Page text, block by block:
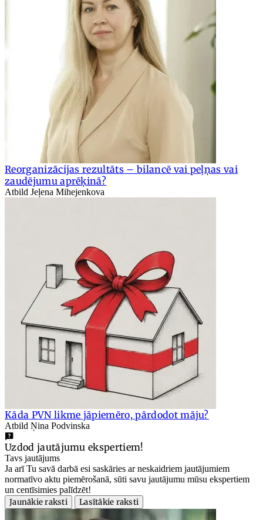
Reorganizācijas rezultāts – bilancē vai peļņas vai
zaudējumu aprēķinā?
Atbild Jeļena Mihejenkova
Kāda PVN likme jāpiemēro, pārdodot māju?
Atbild Ņina Podvinska
Uzdod jautājumu ekspertiem!
Tavs jautājums
Ja arī Tu savā darbā esi saskāries ar neskaidriem jautājumiem
normatīvo aktu piemērošanā, sūti savu jautājumu mūsu ekspertiem
un centīsimies palīdzēt!
Jaunākie raksti
Lasītākie raksti